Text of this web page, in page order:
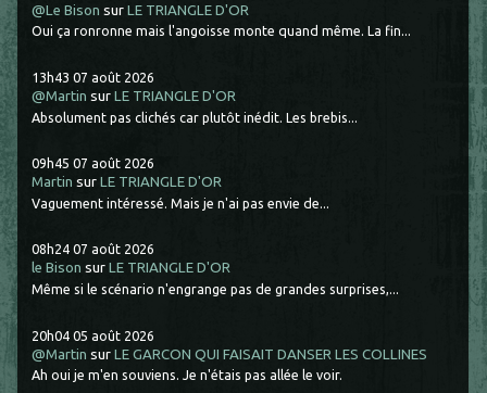
@Le Bison surLE TRIANGLE D'OR
Oui ça ronronne mais l'angoisse monte quand même. La fin...
13h43 07 août 2026
@Martin surLE TRIANGLE D'OR
Absolument pas clichés car plutôt inédit. Les brebis...
09h45 07 août 2026
Martin surLE TRIANGLE D'OR
Vaguement intéressé. Mais je n'ai pas envie de...
08h24 07 août 2026
le Bison surLE TRIANGLE D'OR
Même si le scénario n'engrange pas de grandes surprises,...
20h04 05 août 2026
@Martin surLE GARCON QUI FAISAIT DANSER LES COLLINES
Ah oui je m'en souviens. Je n'étais pas allée le voir.